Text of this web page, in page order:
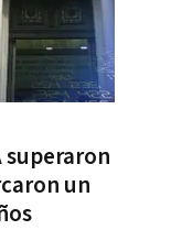
superaron
un